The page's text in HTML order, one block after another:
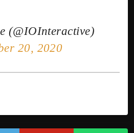
(@IOInteractive)
20, 2020